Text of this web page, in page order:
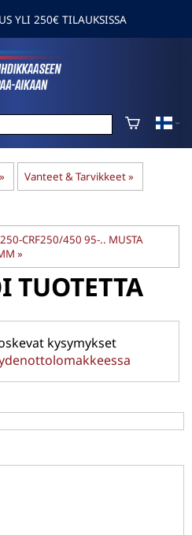
YLI 250€ TILAUKSISSA
‪» Vanteet & Tarvikkeet‪»
CRF250/450 95-.. MUSTA
‪»
TUOTETTA
kysymykset